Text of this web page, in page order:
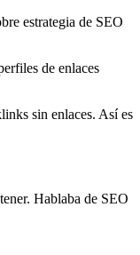
estrategia de SEO
de enlaces
sin enlaces. Así es
Hablaba de SEO